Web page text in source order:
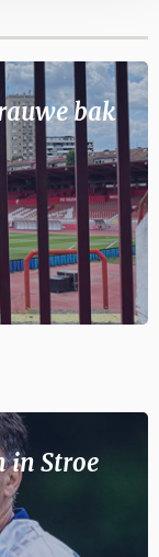
bak
in Stroe